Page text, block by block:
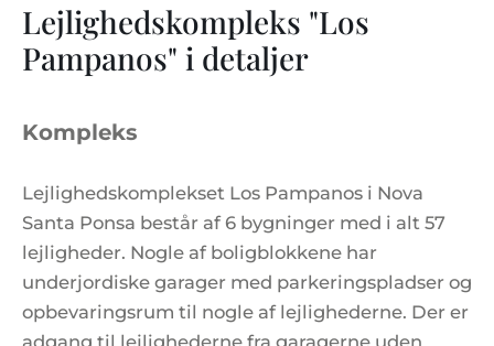
Lejlighedskompleks "Los
Pampanos" i detaljer
Kompleks
Lejlighedskomplekset Los Pampanos i Nova
Santa Ponsa består af 6 bygninger med i alt 57
lejligheder. Nogle af boligblokkene har
underjordiske garager med parkeringspladser og
opbevaringsrum til nogle af lejlighederne. Der er
adgang til lejlighederne fra garagerne uden